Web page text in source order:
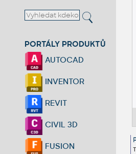
PORTÁLY PRODUKTŮ
AUTOCAD
INVENTOR
REVIT
CIVIL 3D
FUSION